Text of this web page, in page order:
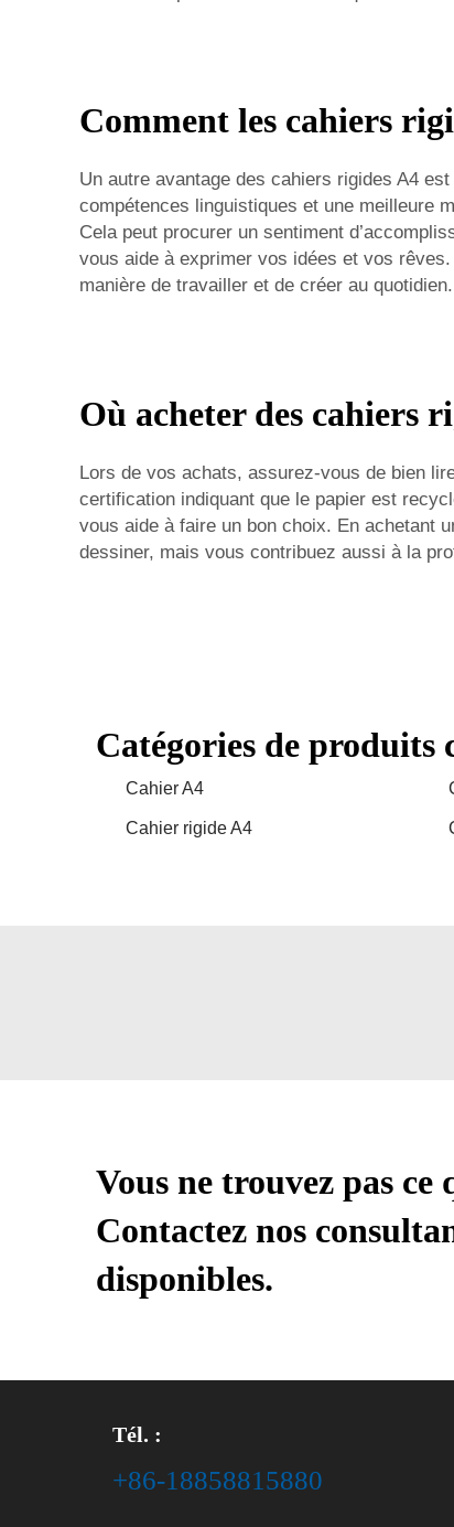
Comment les cahiers
Un autre avantage des cahiers rigides A4
compétences linguistiques et une meilleure
Cela peut procurer un sentiment
vous aide à exprimer vos idées et vos
manière de travailler et de créer au quotidien.
Où acheter des cahiers
Lors de vos achats, assurez-vous de bien
certification indiquant que le papier est
vous aide à faire un bon choix. En achetant
dessiner, mais vous contribuez aussi à la
Catégories de produits
Cahier A4
Cahier rigide A4
Vous ne trouvez pas ce
Contactez nos
disponibles.
Tél. :
+86-18858815880